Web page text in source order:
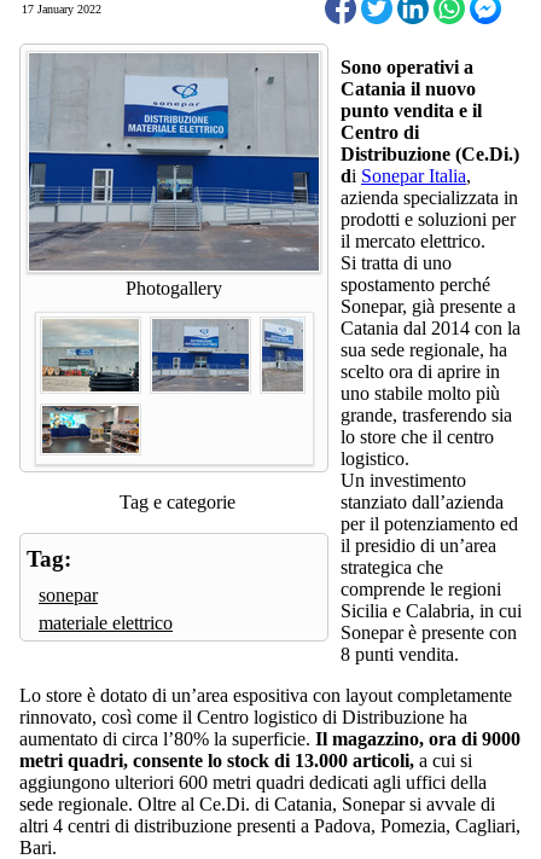
17 January 2022
Photogallery
Tag e categorie
Tag:
sonepar
materiale elettrico
Sono operativi a
Catania il nuovo
punto vendita e il
Centro di
Distribuzione (Ce.Di.)
di Sonepar Italia,
azienda specializzata in
prodotti e soluzioni per
il mercato elettrico.
Si tratta di uno
spostamento perché
Sonepar, già presente a
Catania dal 2014 con la
sua sede regionale, ha
scelto ora di aprire in
uno stabile molto più
grande, trasferendo sia
lo store che il centro
logistico.
Un investimento
stanziato dall’azienda
per il potenziamento ed
il presidio di un’area
strategica che
comprende le regioni
Sicilia e Calabria, in cui
Sonepar è presente con
8 punti vendita.
Lo store è dotato di un’area espositiva con layout completamente
rinnovato, così come il Centro logistico di Distribuzione ha
aumentato di circa l’80% la superficie. Il magazzino, ora di 9000
metri quadri, consente lo stock di 13.000 articoli, a cui si
aggiungono ulteriori 600 metri quadri dedicati agli uffici della
sede regionale. Oltre al Ce.Di. di Catania, Sonepar si avvale di
altri 4 centri di distribuzione presenti a Padova, Pomezia, Cagliari,
Bari.